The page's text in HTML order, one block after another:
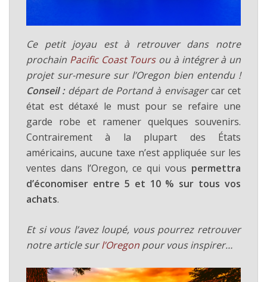
Ce petit joyau est à retrouver dans notre
prochain Pacific Coast Toursou à intégrer à un
projet sur-mesure sur l’Oregon bien entendu !
Conseil : départ de Portand à envisagercar cet
état est détaxé le must pour se refaire une
garde robe et ramener quelques souvenirs.
Contrairement à la plupart des États
américains, aucune taxe n’est appliquée sur les
ventes dans l’Oregon, ce qui vous permettra
d’économiser entre 5 et 10 % sur tous vos
achats.
Et si vous l’avez loupé, vous pourrez retrouver
notre article surl’Oregon pour vous inspirer…